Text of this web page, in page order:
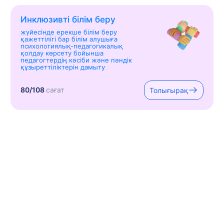
Инклюзивті білім беру
жүйесінде ерекше білім беру
қажеттілігі бар білім алушыға
психологиялық-педагогикалық
қолдау көрсету бойынша
педагогтердің кәсіби және пәндік
құзыреттіліктерін дамыту
80/108сағат Толығырақ